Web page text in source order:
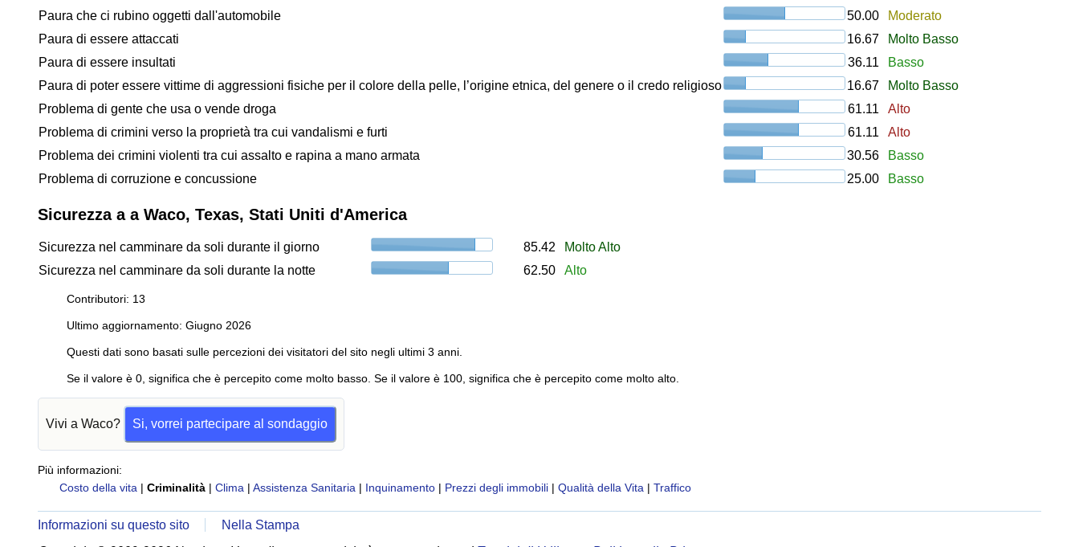
Paura che ci rubino oggetti dall'automobile
50.00
Moderato
Paura di essere attaccati
16.67
Molto Basso
Paura di essere insultati
36.11
Basso
Paura di poter essere vittime di aggressioni fisiche per il colore della pelle, l’origine etnica, del genere o il credo religioso
16.67
Molto Basso
Problema di gente che usa o vende droga
61.11
Alto
Problema di crimini verso la proprietà tra cui vandalismi e furti
61.11
Alto
Problema dei crimini violenti tra cui assalto e rapina a mano armata
30.56
Basso
Problema di corruzione e concussione
25.00 Basso
Sicurezza a a Waco, Texas, Stati Uniti d'America
Sicurezza nel camminare da soli durante il giorno 85.42
Molto Alto
Sicurezza nel camminare da soli durante la notte
62.50 Alto
Contributori: 13
Ultimo aggiornamento: Giugno 2026
Questi dati sono basati sulle percezioni dei visitatori del sito negli ultimi 3 anni.
Se il valore è 0, significa che è percepito come molto basso. Se il valore è 100, significa che è percepito come molto alto.
Vivi a Waco? Si, vorrei partecipare al sondaggio
Più informazioni:
Costo della vita | Criminalità | Clima | Assistenza Sanitaria | Inquinamento | Prezzi degli immobili | Qualità della Vita | Traffico
Informazioni su questo sito
Nella Stampa